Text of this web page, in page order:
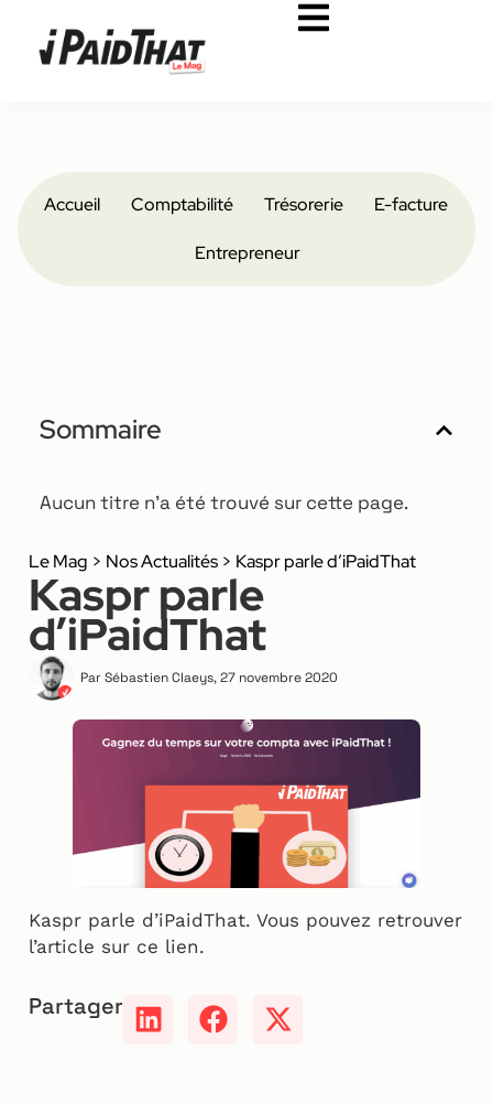
Accueil Comptabilité Trésorerie E-facture
Entrepreneur
Sommaire
Aucun titre n’a été trouvé sur cette page.
Le Mag > Nos Actualités > Kaspr parle d’iPaidThat
Kaspr parle
d’iPaidThat
Par Sébastien Claeys,27 novembre 2020
Kaspr parle d’iPaidThat. Vous pouvez retrouver
l’article sur ce lien.
Partager